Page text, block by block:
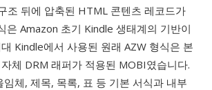
조 뒤에 압축된 HTML 콘텐츠 레코드가
은 Amazon 초기 Kindle 생태계의 기반이
Kindle에서 사용된 원래 AZW 형식은 본
체 DRM 래퍼가 적용된 MOBI였습니다.
체, 제목, 목록, 표 등 기본 서식과 내부